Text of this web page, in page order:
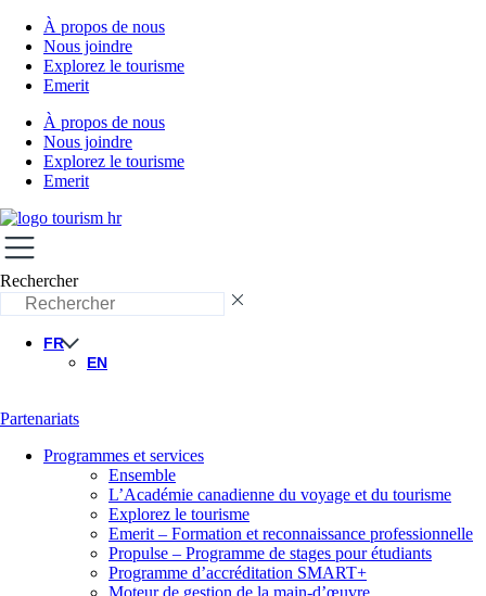
À propos de nous
Nous joindre
Explorez le tourisme
Emerit
À propos de nous
Nous joindre
Explorez le tourisme
Emerit
Rechercher
FR
EN
Partenariats
Programmes et services
Ensemble
L’Académie canadienne du voyage et du tourisme
Explorez le tourisme
Emerit – Formation et reconnaissance professionnelle
Propulse – Programme de stages pour étudiants
Programme d’accréditation SMART+
Moteur de gestion de la main-d’œuvre